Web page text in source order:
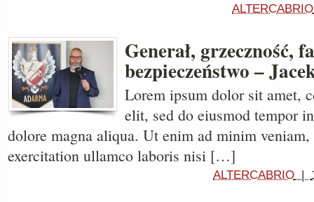
ALTERCABRIO
Generał, grzeczność,
bezpieczeństwo –
Lorem ipsum dolor sit amet,
elit, sed do eiusmod tempor
dolore magna aliqua. Ut enim ad minim
exercitation ullamco laboris nisi […]
ALTERCABRIO |